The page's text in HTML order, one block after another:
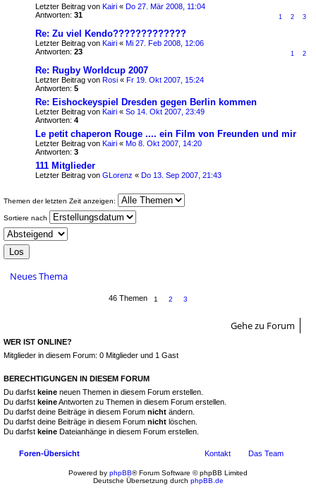
Letzter Beitrag von Kairi « Do 27. Mär 2008, 11:04
Antworten: 31 1 2 3
Re: Zu viel Kendo?????????????
Letzter Beitrag von Kairi « Mi 27. Feb 2008, 12:06
Antworten: 23 1 2
Re: Rugby Worldcup 2007
Letzter Beitrag von Rosi « Fr 19. Okt 2007, 15:24
Antworten: 5
Re: Eishockeyspiel Dresden gegen Berlin kommen
Letzter Beitrag von Kairi « So 14. Okt 2007, 23:49
Antworten: 4
Le petit chaperon Rouge .... ein Film von Freunden und mir
Letzter Beitrag von Kairi « Mo 8. Okt 2007, 14:20
Antworten: 3
111 Mitglieder
Letzter Beitrag von GLorenz « Do 13. Sep 2007, 21:43
Themen der letzten Zeit anzeigen:
Sortiere nach
Neues Thema
46 Themen 1 2 3
Gehe zu Forum
WER IST ONLINE?
Mitglieder in diesem Forum: 0 Mitglieder und 1 Gast
BERECHTIGUNGEN IN DIESEM FORUM
Du darfst keine neuen Themen in diesem Forum erstellen.
Du darfst keineAntworten zu Themen in diesem Forum erstellen.
Du darfst deine Beiträge in diesem Forum nicht ändern.
Du darfst deine Beiträge in diesem Forum nicht löschen.
Du darfst keine Dateianhänge in diesem Forum erstellen.
Foren-Übersicht Das Team
Kontakt
Powered by phpBB® Forum Software © phpBB Limited
Deutsche Übersetzung durch phpBB.de